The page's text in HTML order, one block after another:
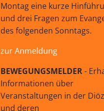
Montag eine kurze
und drei Fragen zum
des folgenden Sonntags.
zur Anmeldung
BEWEGUNGSMELDER-
Informationen über
Veranstaltungen in der
und deren